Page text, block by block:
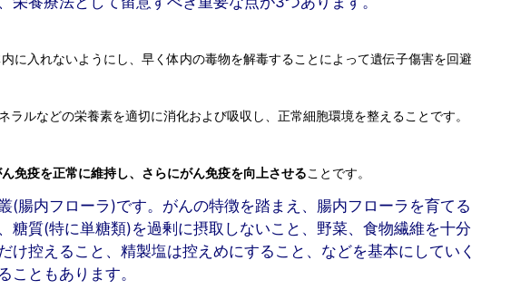
に入れないようにし、早く体内の毒物を解毒することによって遺伝子傷害を回避
ルなどの栄養素を適切に消化および吸収し、正常細胞環境を整えることです。
免疫を正常に維持し、さらにがん免疫を向上させることです。
(腸内フローラ)です。がんの特徴を踏まえ、腸内フローラを育てる
糖質(特に単糖類)を過剰に摂取しないこと、野菜、食物繊維を十分
控えること、精製塩は控えめにすること、などを基本にしていく
こともあります。